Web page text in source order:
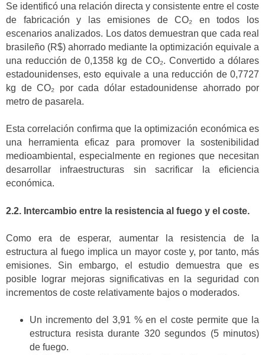
Se identificó una relación directa y consistente entre el coste
de fabricación y las emisiones de CO₂ en todos los
escenarios analizados. Los datos demuestran que cada real
brasileño (R$) ahorrado mediante la optimización equivale a
una reducción de 0,1358 kg de CO₂. Convertido a dólares
estadounidenses, esto equivale a una reducción de 0,7727
kg de CO₂ por cada dólar estadounidense ahorrado por
metro de pasarela.
Esta correlación confirma que la optimización económica es
una herramienta eficaz para promover la sostenibilidad
medioambiental, especialmente en regiones que necesitan
desarrollar infraestructuras sin sacrificar la eficiencia
económica.
2.2. Intercambio entre la resistencia al fuego y el coste.
Como era de esperar, aumentar la resistencia de la
estructura al fuego implica un mayor coste y, por tanto, más
emisiones. Sin embargo, el estudio demuestra que es
posible lograr mejoras significativas en la seguridad con
incrementos de coste relativamente bajos o moderados.
Un incremento del 3,91 % en el coste permite que la
estructura resista durante 320 segundos (5 minutos)
de fuego.